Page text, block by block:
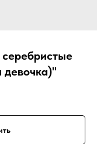
девочка)"